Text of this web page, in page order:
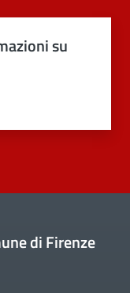
su
di Firenze